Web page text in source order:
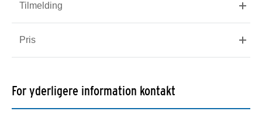
Tilmelding
Pris
For yderligere information kontakt